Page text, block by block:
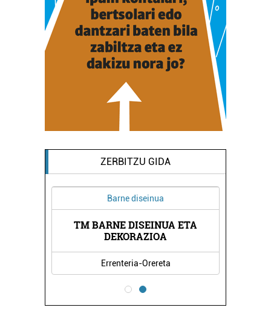
ZERBITZU GIDA
Barne diseinua
TM BARNE DISEINUA ETA
DEKORAZIOA
Errenteria-Orereta